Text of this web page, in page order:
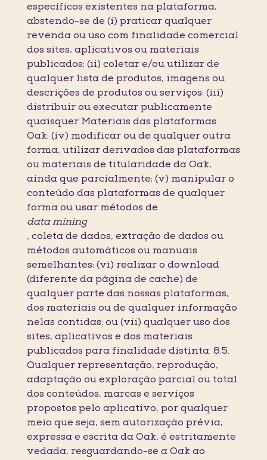
específicos existentes na plataforma,
abstendo-se de (i) praticar qualquer
revenda ou uso com finalidade comercial
dos sites, aplicativos ou materiais
publicados; (ii) coletar e/ou utilizar de
qualquer lista de produtos, imagens ou
descrições de produtos ou serviços; (iii)
distribuir ou executar publicamente
quaisquer Materiais das plataformas
Oak; (iv) modificar ou de qualquer outra
forma, utilizar derivados das plataformas
ou materiais de titularidade da Oak,
ainda que parcialmente; (v) manipular o
conteúdo das plataformas de qualquer
forma ou usar métodos de
data mining
, coleta de dados, extração de dados ou
métodos automáticos ou manuais
semelhantes; (vi) realizar o download
(diferente da página de cache) de
qualquer parte das nossas plataformas,
dos materiais ou de qualquer informação
nelas contidas; ou (vii) qualquer uso dos
sites, aplicativos e dos materiais
publicados para finalidade distinta. 8.5.
Qualquer representação, reprodução,
adaptação ou exploração parcial ou total
dos conteúdos, marcas e serviços
propostos pelo aplicativo, por qualquer
meio que seja, sem autorização prévia,
expressa e escrita da Oak, é estritamente
vedada, resguardando-se a Oak ao